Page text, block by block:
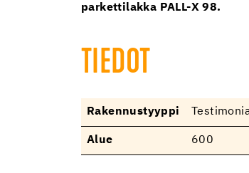
parkettilakka PALL-X 98.
TIEDOT
Rakennustyyppi
Alue 600